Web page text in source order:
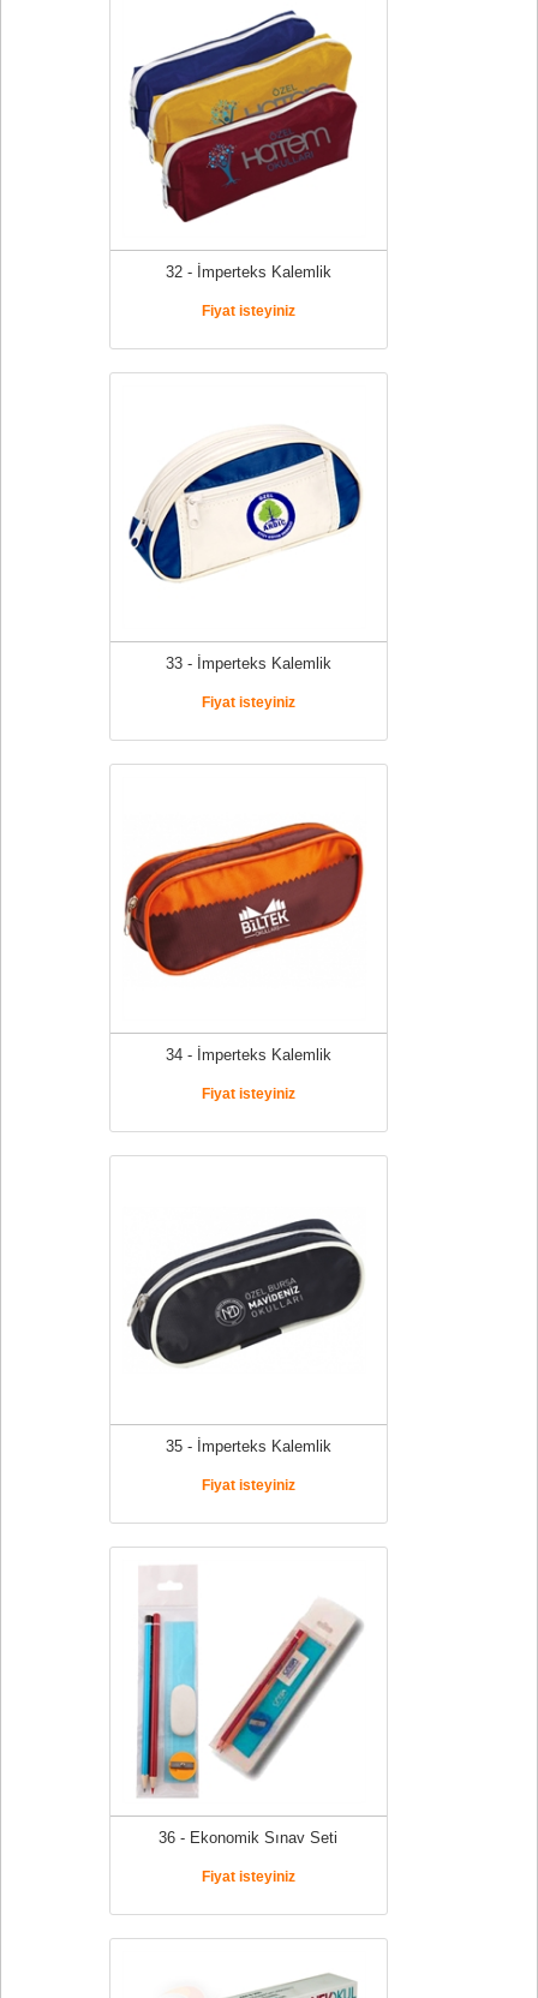
32 - İmperteks Kalemlik
Fiyat isteyiniz
33 - İmperteks Kalemlik
Fiyat isteyiniz
34 - İmperteks Kalemlik
Fiyat isteyiniz
35 - İmperteks Kalemlik
Fiyat isteyiniz
36 - Ekonomik Sınav Seti
Fiyat isteyiniz